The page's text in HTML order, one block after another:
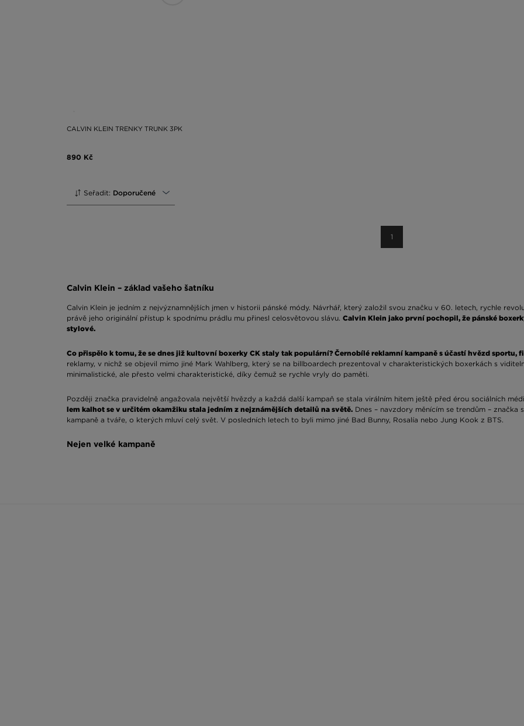
CALVIN KLEIN TRENKY TRUNK 3PK
890 Kč
Seřadit: Doporučené
1
Calvin Klein – základ vašeho šatníku
Calvin Klein je jedním z nejvýznamnějších jmen v historii pánské módy. Návrhář, který založil svou značku v 60. letech, rychle
právě jeho originální přístup k spodnímu prádlu mu přinesl celosvětovou slávu. Calvin Klein jako první pochopil, že pánské
stylové.
Co přispělo k tomu, že se dnes již kultovní boxerky CK staly tak populární? Černobílé reklamní kampaně s účastí hvězd sportu,
reklamy, v nichž se objevil mimo jiné Mark Wahlberg, který se na billboardech prezentoval v charakteristických boxerkách s
minimalistické, ale přesto velmi charakteristické, díky čemuž se rychle vryly do paměti.
Později značka pravidelně angažovala největší hvězdy a každá další kampaň se stala virálním hitem ještě před érou sociálních
lem kalhot se v určitém okamžiku stala jedním z nejznámějších detailů na světě. Dnes – navzdory měnícím se trendům –
kampaně a tváře, o kterých mluví celý svět. V posledních letech to byli mimo jiné Bad Bunny, Rosalía nebo Jung Kook z BTS.
Nejen velké kampaně